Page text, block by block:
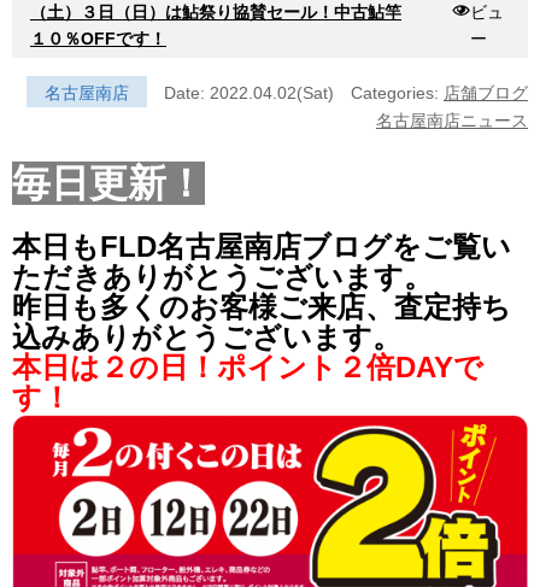
（土）３日（日）は鮎祭り協賛セール！中古鮎竿
１０％OFFです！
ビュ
ー
名古屋南店 Date: 2022.04.02(Sat) Categories: 店舗ブログ
名古屋南店ニュース
毎日更新！
本日もFLD名古屋南店ブログをご覧い
ただきありがとうございます。
昨日も多くのお客様ご来店、査定持ち
込みありがとうございます。
本日は２の日！ポイント２倍DAYで
す！